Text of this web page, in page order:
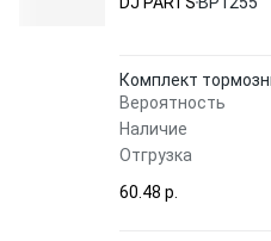
Комплект
Вероятность
Наличие
Отгрузка
60.48 p.